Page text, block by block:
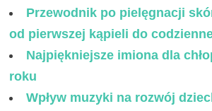
Przewodnik po pielęgnacji
od pierwszej kąpieli do
Najpiękniejsze imiona dla
roku
Wpływ muzyki na rozwój